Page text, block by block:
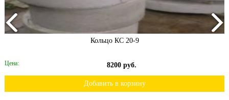
Кольцо КС 20-9
Цена: 8200 руб.
Добавить в корзину